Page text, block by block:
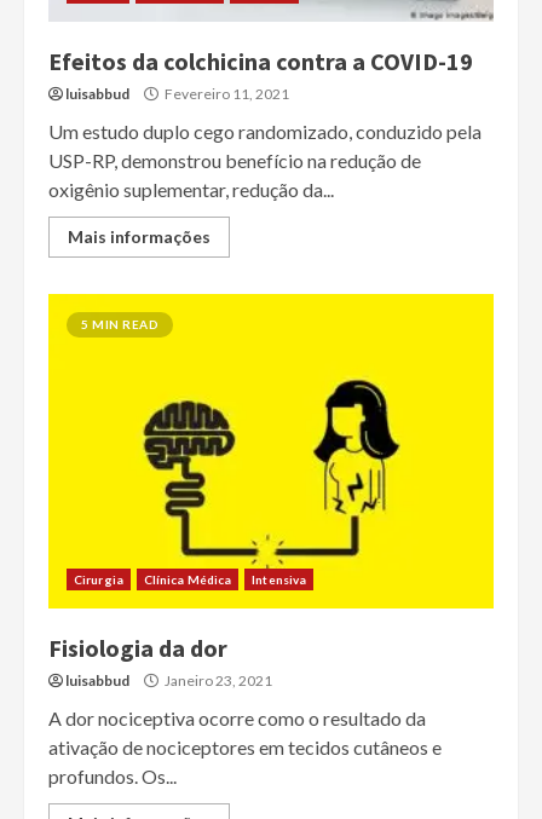
Efeitos da colchicina contra a COVID-19
luisabbud Fevereiro 11, 2021
Um estudo duplo cego randomizado, conduzido pela
USP-RP, demonstrou benefício na redução de
oxigênio suplementar, redução da...
Mais informações
5 MIN READ
Cirurgia Clínica Médica Intensiva
Fisiologia da dor
luisabbud Janeiro 23, 2021
A dor nociceptiva ocorre como o resultado da
ativação de nociceptores em tecidos cutâneos e
profundos. Os...